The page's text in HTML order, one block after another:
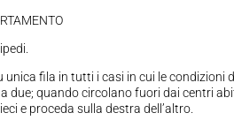
unica fila in tutti i casi in cui le condizioni
due; quando circolano fuori dai centri
e proceda sulla destra dell’altro.